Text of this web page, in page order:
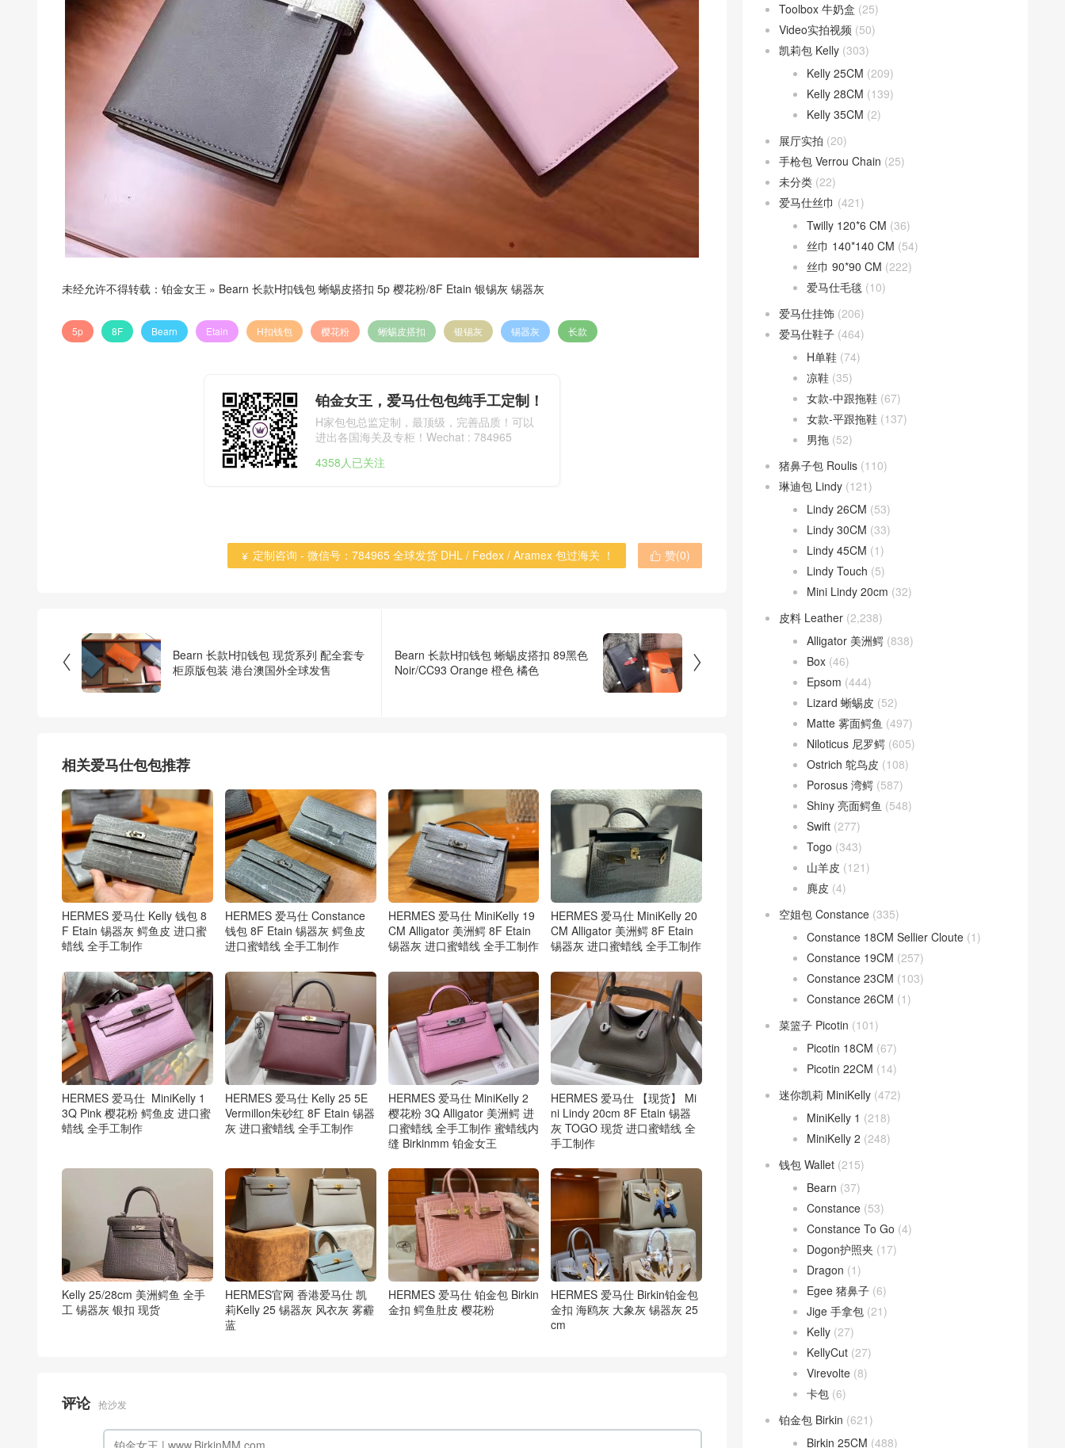
未经允许不得转载： 铂金女王 » Bearn 长款H扣钱包 蜥蜴皮搭扣 5p 樱花粉/8F Etain 银锡灰 锡器灰
5p 8F Bearn Etain H扣钱包 樱花粉 蜥蜴皮搭扣 银锡灰 锡器灰 长款
铂金女王，爱马仕包包纯手工定制！
H家包包总监定制，最顶级，完善品质！可以
进出各国海关及专柜！Wechat : 784965
4358人已关注
 赞(0)
 定制咨询 - 微信号：784965 全球发货 DHL / Fedex / Aramex 包过海关 ！

Bearn 长款H扣钱包 现货系列 配全套专
柜原版包装 港台澳国外全球发售

Bearn 长款H扣钱包 蜥蜴皮搭扣 89黑色
Noir/CC93 Orange 橙色 橘色
相关爱马仕包包推荐
HERMES 爱马仕 Kelly 钱包 8
F Etain 锡器灰 鳄鱼皮 进口蜜
蜡线 全手工制作
HERMES 爱马仕 Constance
钱包 8F Etain 锡器灰 鳄鱼皮
进口蜜蜡线 全手工制作
HERMES 爱马仕 MiniKelly 19
CM Alligator 美洲鳄 8F Etain
锡器灰 进口蜜蜡线 全手工制作
HERMES 爱马仕 MiniKelly 20
CM Alligator 美洲鳄 8F Etain
锡器灰 进口蜜蜡线 全手工制作
HERMES 爱马仕 MiniKelly 1
3Q Pink 樱花粉 鳄鱼皮 进口蜜
蜡线 全手工制作
HERMES 爱马仕 Kelly 25 5E
Vermillon朱砂红 8F Etain 锡器
灰 进口蜜蜡线 全手工制作
HERMES 爱马仕 MiniKelly 2
樱花粉 3Q Alligator 美洲鳄 进
口蜜蜡线 全手工制作 蜜蜡线内
缝 Birkinmm 铂金女王
HERMES 爱马仕 【现货】 Mi
ni Lindy 20cm 8F Etain 锡器
灰 TOGO 现货 进口蜜蜡线 全
手工制作
Kelly 25/28cm 美洲鳄鱼 全手
工 锡器灰 银扣 ️现货
HERMES官网 香港爱马仕 凯
莉Kelly 25 锡器灰 风衣灰 雾霾
蓝
HERMES 爱马仕 铂金包 Birkin
金扣 鳄鱼肚皮 樱花粉
HERMES 爱马仕 Birkin铂金包
金扣 海鸥灰 大象灰 锡器灰 25
cm
评论 抢沙发
Toolbox 牛奶盒 (25)
Video实拍视频 (50)
凯莉包 Kelly (303)
Kelly 25CM (209)
Kelly 28CM (139)
Kelly 35CM (2)
展厅实拍 (20)
手枪包 Verrou Chain (25)
未分类 (22)
爱马仕丝巾 (421)
Twilly 120*6 CM (36)
丝巾 140*140 CM (54)
丝巾 90*90 CM (222)
爱马仕毛毯 (10)
爱马仕挂饰 (206)
爱马仕鞋子 (464)
H单鞋 (74)
凉鞋 (35)
女款-中跟拖鞋 (67)
女款-平跟拖鞋 (137)
男拖 (52)
猪鼻子包 Roulis (110)
琳迪包 Lindy (121)
Lindy 26CM (53)
Lindy 30CM (33)
Lindy 45CM (1)
Lindy Touch (5)
Mini Lindy 20cm (32)
皮料 Leather (2,238)
Alligator 美洲鳄 (838)
Box (46)
Epsom (444)
Lizard 蜥蜴皮 (52)
Matte 雾面鳄鱼 (497)
Niloticus 尼罗鳄 (605)
Ostrich 鸵鸟皮 (108)
Porosus 湾鳄 (587)
Shiny 亮面鳄鱼 (548)
Swift (277)
Togo (343)
山羊皮 (121)
麂皮 (4)
空姐包 Constance (335)
Constance 18CM Sellier Cloute (1)
Constance 19CM (257)
Constance 23CM (103)
Constance 26CM (1)
菜篮子 Picotin (101)
Picotin 18CM (67)
Picotin 22CM (14)
迷你凯莉 MiniKelly (472)
MiniKelly 1 (218)
MiniKelly 2 (248)
钱包 Wallet (215)
Bearn (37)
Constance (53)
Constance To Go (4)
Dogon护照夹 (17)
Dragon (1)
Egee 猪鼻子 (6)
Jige 手拿包 (21)
Kelly (27)
KellyCut (27)
Virevolte (8)
卡包 (6)
铂金包 Birkin (621)
Birkin 25CM (488)